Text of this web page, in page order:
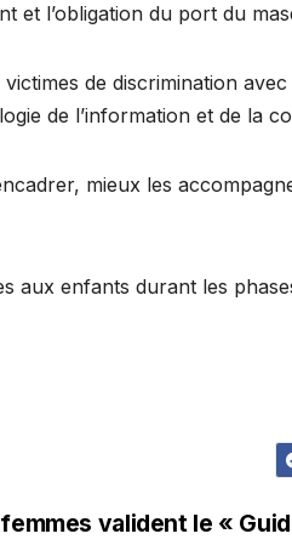
et l’obligation du port du
de discrimination
de l’information et de la
mieux les
aux enfants durant les
valident le «